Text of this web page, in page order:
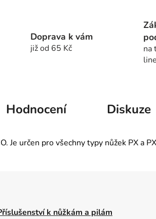
Doprava k vám
již od 65 Kč
na
Hodnocení Diskuze
Je určen pro všechny typy nůžek PX a
k nůžkám a pilám